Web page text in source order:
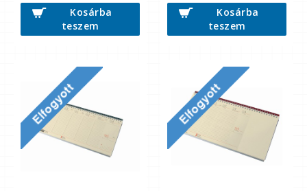
Kosárba
teszem
Kosárba
teszem